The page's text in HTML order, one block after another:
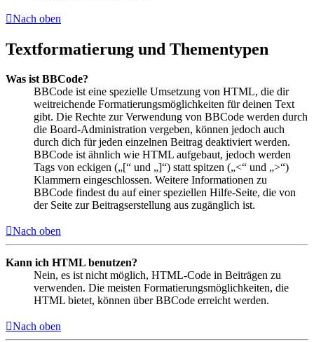
Nach oben
Textformatierung und Thementypen
Was ist BBCode?
BBCode ist eine spezielle Umsetzung von HTML, die dir
weitreichende Formatierungsmöglichkeiten für deinen Text
gibt. Die Rechte zur Verwendung von BBCode werden durch
die Board-Administration vergeben, können jedoch auch
durch dich für jeden einzelnen Beitrag deaktiviert werden.
BBCode ist ähnlich wie HTML aufgebaut, jedoch werden
Tags von eckigen („[“ und „]“) statt spitzen („<“ und „>“)
Klammern eingeschlossen. Weitere Informationen zu
BBCode findest du auf einer speziellen Hilfe-Seite, die von
der Seite zur Beitragserstellung aus zugänglich ist.
Nach oben
Kann ich HTML benutzen?
Nein, es ist nicht möglich, HTML-Code in Beiträgen zu
verwenden. Die meisten Formatierungsmöglichkeiten, die
HTML bietet, können über BBCode erreicht werden.
Nach oben